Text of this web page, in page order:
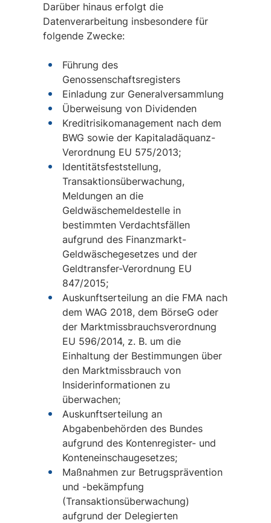
Darüber hinaus erfolgt die
Datenverarbeitung insbesondere für
folgende Zwecke:
Führung des
Genossenschaftsregisters
Einladung zur Generalversammlung
Überweisung von Dividenden
Kreditrisikomanagement nach dem
BWG sowie der Kapitaladäquanz-
Verordnung EU 575/2013;
Identitätsfeststellung,
Transaktionsüberwachung,
Meldungen an die
Geldwäschemeldestelle in
bestimmten Verdachtsfällen
aufgrund des Finanzmarkt-
Geldwäschegesetzes und der
Geldtransfer-Verordnung EU
847/2015;
Auskunftserteilung an die FMA nach
dem WAG 2018, dem BörseG oder
der Marktmissbrauchsverordnung
EU 596/2014, z. B. um die
Einhaltung der Bestimmungen über
den Marktmissbrauch von
Insiderinformationen zu
überwachen;
Auskunftserteilung an
Abgabenbehörden des Bundes
aufgrund des Kontenregister- und
Konteneinschaugesetzes;
Maßnahmen zur Betrugsprävention
und -bekämpfung
(Transaktionsüberwachung)
aufgrund der Delegierten